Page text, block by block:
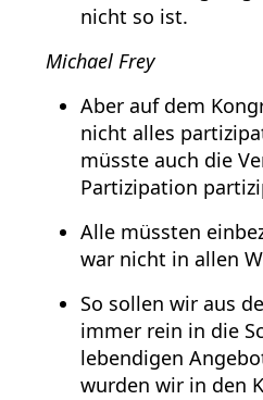
nicht so ist.
Michael Frey
Aber auf dem
nicht alles
müsste auch die
Partizipation
Alle müssten
war nicht in allen
So sollen wir aus
immer rein in die
lebendigen
wurden wir in den